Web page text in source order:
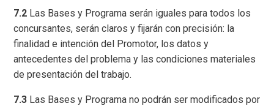
7.2 Las Bases y Programa serán iguales para todos los
concursantes, serán claros y fijarán con precisión: la
finalidad e intención del Promotor, los datos y
antecedentes del problema y las condiciones materiales
de presentación del trabajo.
7.3 Las Bases y Programa no podrán ser modificados por